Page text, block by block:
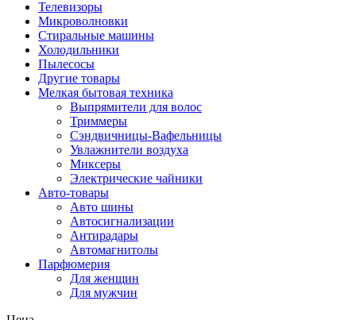
Телевизоры
Микроволновки
Стиральные машины
Холодильники
Пылесосы
Другие товары
Мелкая бытовая техника
Выпрямители для волос
Триммеры
Сэндвичницы-Вафельницы
Увлажнители воздуха
Миксеры
Электрические чайники
Авто-товары
Авто шины
Автосигнализации
Антирадары
Автомагнитолы
Парфюмерия
Для женщин
Для мужчин